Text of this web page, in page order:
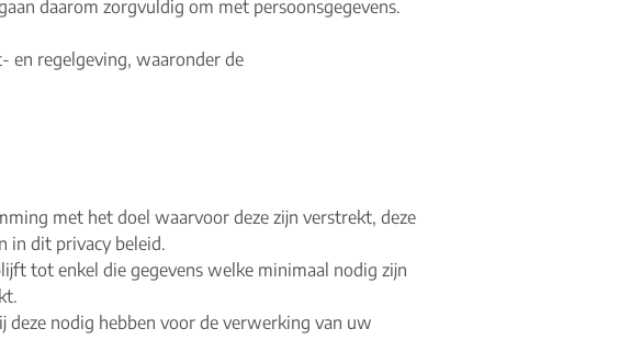
daarom zorgvuldig om met persoonsgegevens.
en regelgeving, waaronder de
met het doel waarvoor deze zijn verstrekt, deze
in dit privacy beleid.
tot enkel die gegevens welke minimaal nodig zijn
nodig hebben voor de verwerking van uw